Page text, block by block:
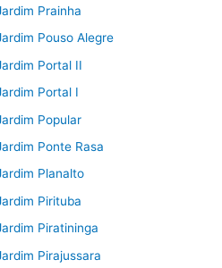
Prainha
Pouso Alegre
Portal II
Portal I
Popular
Ponte Rasa
Planalto
Pirituba
Piratininga
Pirajussara